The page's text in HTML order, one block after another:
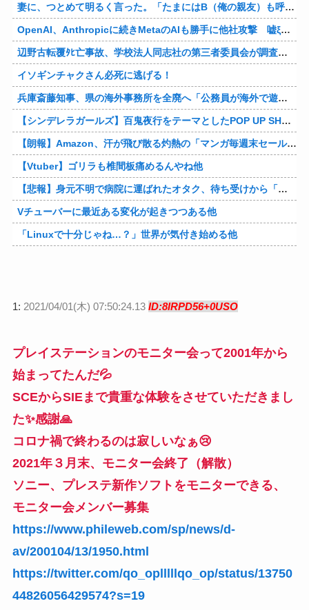
妻に、つとめて明るく言った。「たまにはB（俺の親友）も呼んで家で鍋でもしようか。」妻は箸を持つ手をブルブル震わせながら「何でBさんなの？」と。お前の浮気相手だからだよ！！
OpenAI、Anthropicに続きMetaのAIも勝手に他社攻撃 嘘ξけど何これ流行ってんの？
辺野古転覆ﾀﾋ亡事故、学校法人同志社の第三者委員会が調査報告書を公表 … 安全配慮義務違反や安全管理に関する検証を妨げた組織風土の存在を指摘
イソギンチャクさん必死に逃げる！
兵庫斎藤知事、県の海外事務所を全廃へ「公務員が海外で遊ぶためにあるだけ」
【シンデレラガールズ】百鬼夜行をテーマとしたPOP UP SHOPが東京・大阪にて開催
【朗報】Amazon、汗が飛び散る灼熱の「マンガ毎週末セール（50%還元）」を開催！他
【Vtuber】ゴリラも椎間板痛めるんやね他
【悲報】身元不明で病院に運ばれたオタク、待ち受けから「ラブライブ」と呼ばれるｗｗｗｗ他
Vチューバーに最近ある変化が起きつつある他
「Linuxで十分じゃね…？」世界が気付き始める他
1: 2021/04/01(木) 07:50:24.13 ID:8IRPD56+0USO
プレイステーションのモニター会って2001年から
始まってたんだ💦
SCEからSIEまで貴重な体験をさせていただきまし
た✨感謝🙏
コロナ禍で終わるのは寂しいなぁ😢
2021年３月末、モニター会終了（解散）
ソニー、プレステ新作ソフトをモニターできる、
モニター会メンバー募集
https://www.phileweb.com/sp/news/d-
av/200104/13/1950.html
https://twitter.com/qo_oplllllqo_op/status/13750
44826056429574?s=19